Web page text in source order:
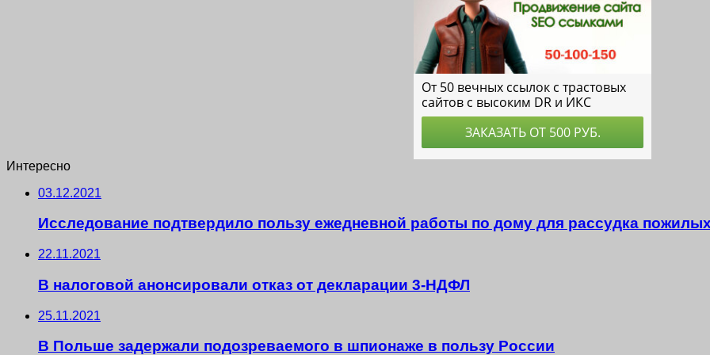
Интересно
03.12.2021
Исследование подтвердило пользу ежедневной работы по дому для рассудка
22.11.2021
В налоговой анонсировали отказ от декларации 3-НДФЛ
25.11.2021
В Польше задержали подозреваемого в шпионаже в пользу России